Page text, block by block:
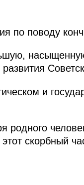
по поводу
и
родного
скорбный